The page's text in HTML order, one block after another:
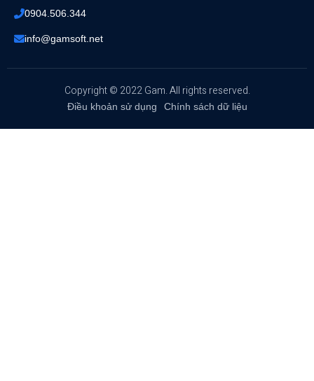
0904.506.344
info@gamsoft.net
Copyright © 2022 Gam. All rights reserved.
Điều khoản sử dụng Chính sách dữ liệu